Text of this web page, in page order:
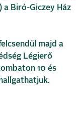
a Biró-Giczey Ház
majd a
Légierő
10 és